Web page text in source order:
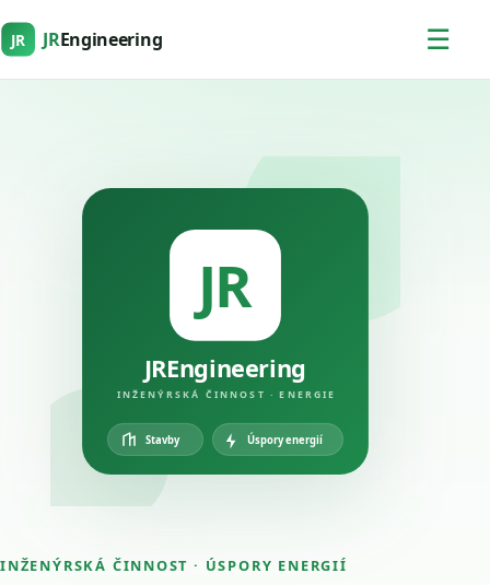
JR JREngineering ☰
INŽENÝRSKÁ ČINNOST · ÚSPORY ENERGIÍ
JR
JREngineering
INŽENÝRSKÁ ČINNOST · ENERGIE
Stavby Úspory energií